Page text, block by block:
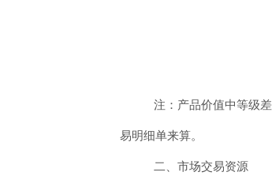
注：产品价值中等级
易明细单来算。
二、市场交易资源